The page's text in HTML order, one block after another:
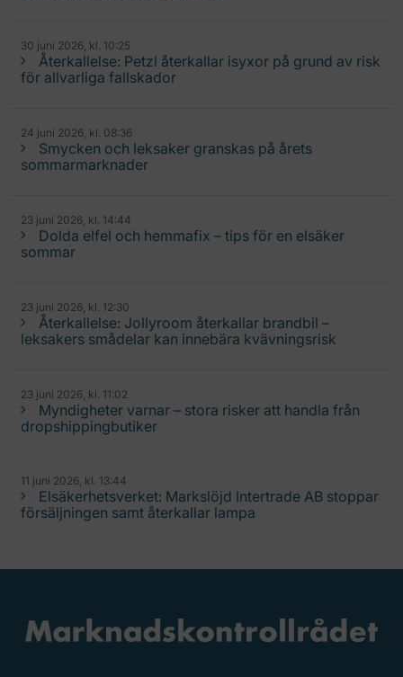
30 juni 2026, kl. 10:25
Återkallelse: Petzl återkallar isyxor på grund av risk
för allvarliga fallskador
24 juni 2026, kl. 08:36
Smycken och leksaker granskas på årets
sommarmarknader
23 juni 2026, kl. 14:44
Dolda elfel och hemmafix – tips för en elsäker
sommar
23 juni 2026, kl. 12:30
Återkallelse: Jollyroom återkallar brandbil –
leksakers smådelar kan innebära kvävningsrisk
23 juni 2026, kl. 11:02
Myndigheter varnar – stora risker att handla från
dropshippingbutiker
11 juni 2026, kl. 13:44
Elsäkerhetsverket: Markslöjd Intertrade AB stoppar
försäljningen samt återkallar lampa